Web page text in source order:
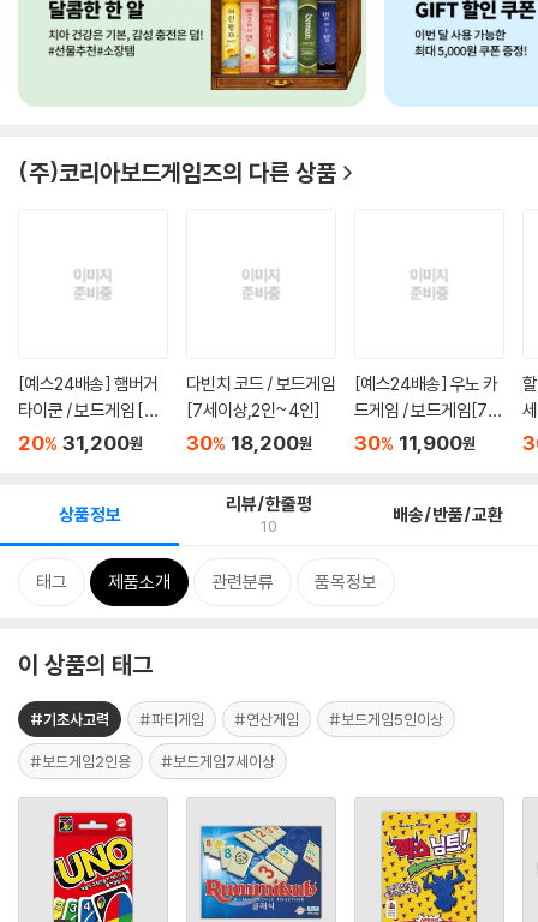
(주)코리아보드게임즈의 다른 상품
[예스24배송] 햄버거
타이쿤 / 보드게임 [만
6세...
20% 31,200원
다빈치 코드 / 보드게임
[7세이상,2인~4인]
30% 18,200원
[예스24배송] 우노 카
드게임 / 보드게임[7세
이상...
30% 11,900원
상품정보 리뷰/한줄평
10 배송/반품/교환
태그 제품소개 관련분류 품목정보
이 상품의 태그
#기초사고력 #파티게임 #연산게임 #보드게임5인이상
#보드게임2인용 #보드게임7세이상